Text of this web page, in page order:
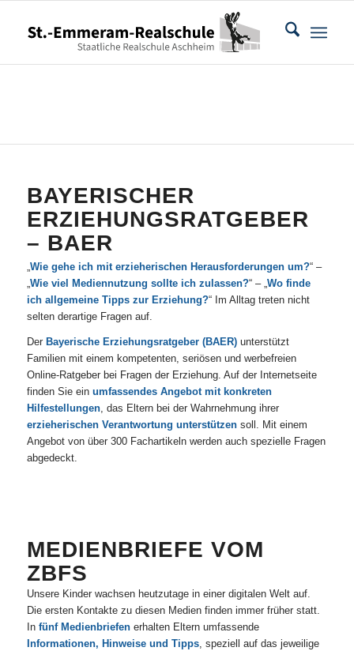
BAYERISCHER
ERZIEHUNGSRATGEBER
– BAER
„Wie gehe ich mit erzieherischen Herausforderungen um?“ –
„Wie viel Mediennutzung sollte ich zulassen?“ – „Wo finde
ich allgemeine Tipps zur Erziehung?“ Im Alltag treten nicht
selten derartige Fragen auf.
Der Bayerische Erziehungsratgeber (BAER)unterstützt
Familien mit einem kompetenten, seriösen und werbefreien
Online-Ratgeber bei Fragen der Erziehung. Auf der Internetseite
finden Sie ein umfassendes Angebot mit konkreten
Hilfestellungen, das Eltern bei der Wahrnehmung ihrer
erzieherischen Verantwortung unterstützensoll. Mit einem
Angebot von über 300 Fachartikeln werden auch spezielle Fragen
abgedeckt.
MEDIENBRIEFE VOM
ZBFS
Unsere Kinder wachsen heutzutage in einer digitalen Welt auf.
Die ersten Kontakte zu diesen Medien finden immer früher statt.
In fünf Medienbriefenerhalten Eltern umfassende
Informationen, Hinweise und Tipps, speziell auf das jeweilige